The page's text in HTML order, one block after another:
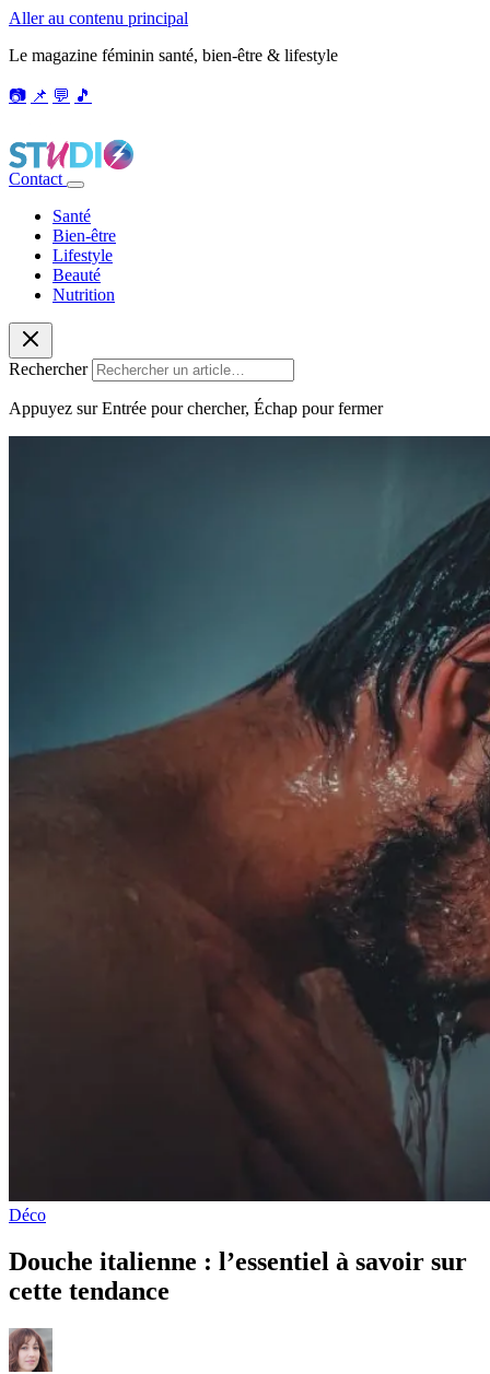
Aller au contenu principal
Le magazine féminin santé, bien-être & lifestyle
📷 📌 💬 🎵
Contact
Santé
Bien-être
Lifestyle
Beauté
Nutrition
Rechercher
Appuyez sur Entrée pour chercher, Échap pour fermer
Déco
Douche italienne : l’essentiel à savoir sur
cette tendance